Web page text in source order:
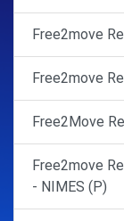
Free2move
Free2move
Free2Move
Free2move
- NIMES (P)